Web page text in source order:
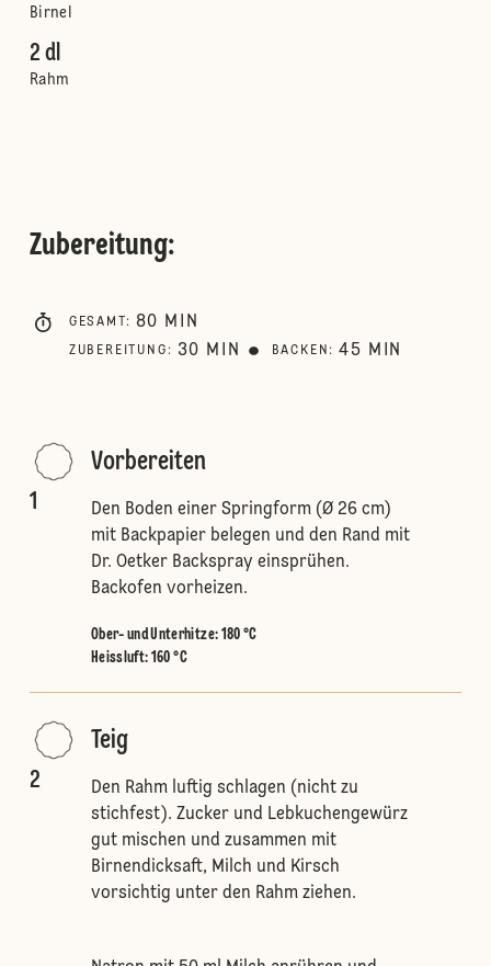
Birnel
2 dl
Rahm
Zubereitung:
GESAMT : 80 MIN
ZUBEREITUNG : 30 MIN BACKEN : 45 MIN
1
Vorbereiten
Den Boden einer Springform (Ø 26 cm)
mit Backpapier belegen und den Rand mit
Dr. Oetker Backspray einsprühen.
Backofen vorheizen.
Ober- und Unterhitze: 180 °C
Heissluft: 160 °C
2
Teig
Den Rahm luftig schlagen (nicht zu
stichfest). Zucker und Lebkuchengewürz
gut mischen und zusammen mit
Birnendicksaft, Milch und Kirsch
vorsichtig unter den Rahm ziehen.